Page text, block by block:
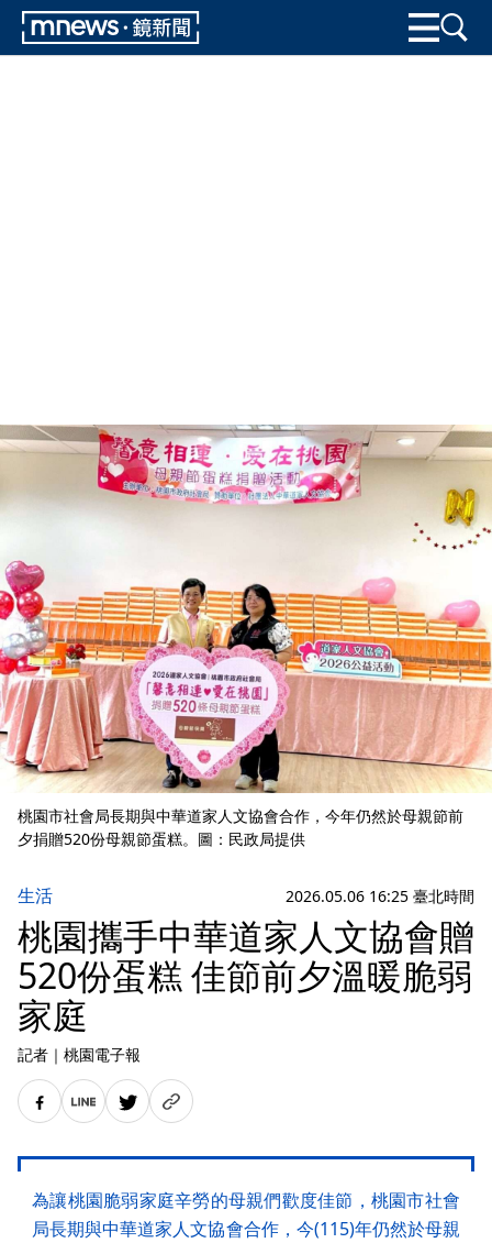
桃園市社會局長期與中華道家人文協會合作，今年仍然於母親節前
夕捐贈520份母親節蛋糕。圖：民政局提供
生活 2026.05.06 16:25 臺北時間
桃園攜手中華道家人文協會贈
520份蛋糕 佳節前夕溫暖脆弱
家庭
記者 ｜ 桃園電子報
為讓桃園脆弱家庭辛勞的母親們歡度佳節，桃園市社會
局長期與中華道家人文協會合作，今(115)年仍然於母親